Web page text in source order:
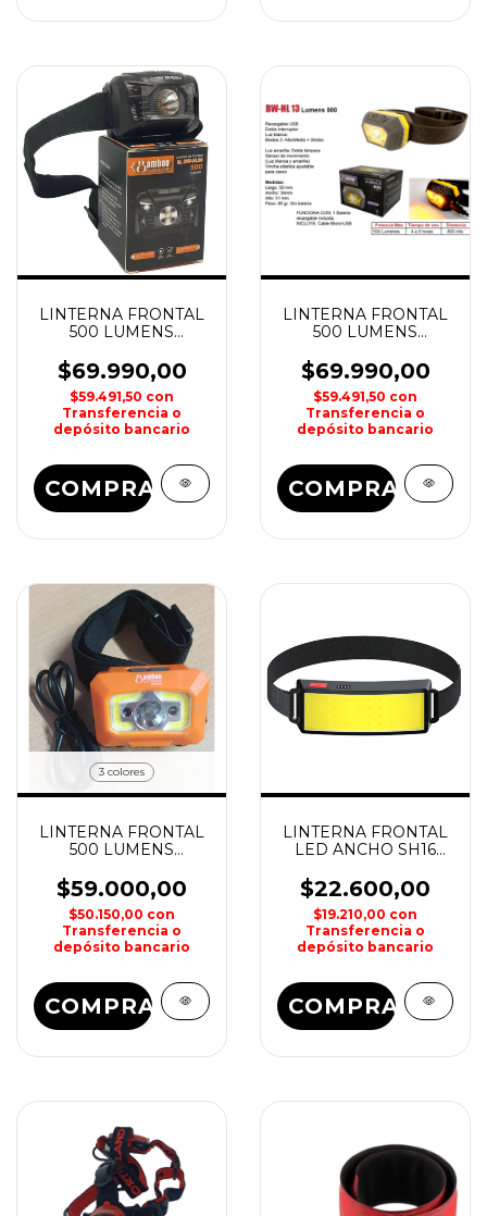
LINTERNA FRONTAL
500 LUMENS
HL06 BAMBOO
$69.990,00
$59.491,50 con
Transferencia o
depósito bancario
COMPRAR
LINTERNA FRONTAL
500 LUMENS
BWHL13 BAMBOO
$69.990,00
$59.491,50 con
Transferencia o
depósito bancario
COMPRAR
3 colores
LINTERNA FRONTAL
500 LUMENS
BW30H BAMBOO
$59.000,00
$50.150,00 con
Transferencia o
depósito bancario
COMPRAR
LINTERNA FRONTAL
LED ANCHO SH16
$22.600,00
$19.210,00 con
Transferencia o
depósito bancario
COMPRAR